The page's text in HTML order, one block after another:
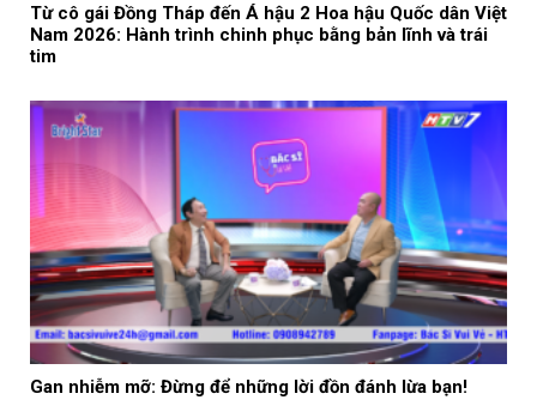
Từ cô gái Đồng Tháp đến Á hậu 2 Hoa hậu Quốc dân Việt
Nam 2026: Hành trình chinh phục bằng bản lĩnh và trái
tim
Gan nhiễm mỡ: Đừng để những lời đồn đánh lừa bạn!